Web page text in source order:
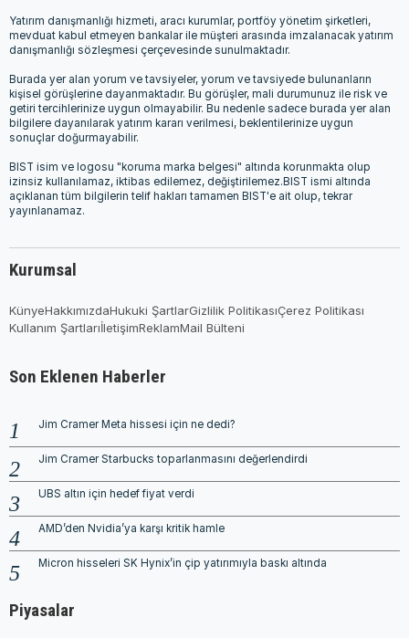
Yatırım danışmanlığı hizmeti, aracı kurumlar, portföy yönetim şirketleri,
mevduat kabul etmeyen bankalar ile müşteri arasında imzalanacak yatırım
danışmanlığı sözleşmesi çerçevesinde sunulmaktadır.
Burada yer alan yorum ve tavsiyeler, yorum ve tavsiyede bulunanların
kişisel görüşlerine dayanmaktadır. Bu görüşler, mali durumunuz ile risk ve
getiri tercihlerinize uygun olmayabilir. Bu nedenle sadece burada yer alan
bilgilere dayanılarak yatırım kararı verilmesi, beklentilerinize uygun
sonuçlar doğurmayabilir.
BIST isim ve logosu "koruma marka belgesi" altında korunmakta olup
izinsiz kullanılamaz, iktibas edilemez, değiştirilemez.BIST ismi altında
açıklanan tüm bilgilerin telif hakları tamamen BIST'e ait olup, tekrar
yayınlanamaz.
Kurumsal
KünyeHakkımızdaHukuki ŞartlarGizlilik PolitikasıÇerez Politikası
Kullanım ŞartlarıİletişimReklamMail Bülteni
Son Eklenen Haberler
Jim Cramer Meta hissesi için ne dedi?
Jim Cramer Starbucks toparlanmasını değerlendirdi
UBS altın için hedef fiyat verdi
AMD’den Nvidia’ya karşı kritik hamle
Micron hisseleri SK Hynix’in çip yatırımıyla baskı altında
Piyasalar